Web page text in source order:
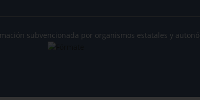
subvencionada por organismos estatales y